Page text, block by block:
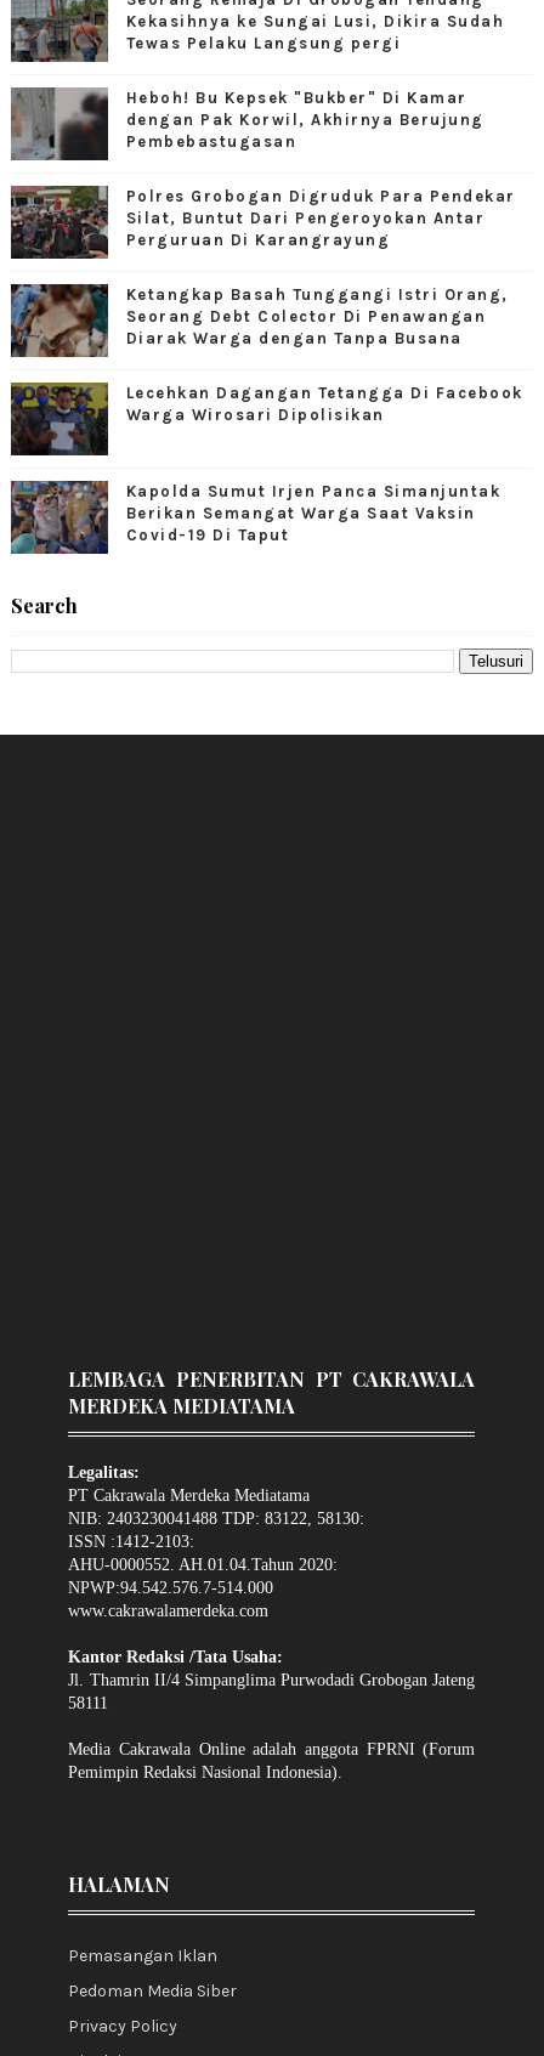
Kekasihnya ke Sungai Lusi, Dikira Sudah
Tewas Pelaku Langsung pergi
Heboh! Bu Kepsek "Bukber" Di Kamar
dengan Pak Korwil, Akhirnya Berujung
Pembebastugasan
Polres Grobogan Digruduk Para Pendekar
Silat, Buntut Dari Pengeroyokan Antar
Perguruan Di Karangrayung
Ketangkap Basah Tunggangi Istri Orang,
Seorang Debt Colector Di Penawangan
Diarak Warga dengan Tanpa Busana
Lecehkan Dagangan Tetangga Di Facebook
Warga Wirosari Dipolisikan
Kapolda Sumut Irjen Panca Simanjuntak
Berikan Semangat Warga Saat Vaksin
Covid-19 Di Taput
Search
LEMBAGA PENERBITAN PT CAKRAWALA
MERDEKA MEDIATAMA
Legalitas:
PT Cakrawala Merdeka Mediatama
NIB: 2403230041488 TDP: 83122, 58130:
ISSN :1412-2103:
AHU-0000552. AH.01.04.Tahun 2020:
NPWP:94.542.576.7-514.000
www.cakrawalamerdeka.com
Kantor Redaksi /Tata Usaha:
Jl. Thamrin II/4 Simpanglima Purwodadi Grobogan Jateng
58111
Media Cakrawala Online adalah anggota FPRNI (Forum
Pemimpin Redaksi Nasional Indonesia).
HALAMAN
Pemasangan Iklan
Pedoman Media Siber
Privacy Policy